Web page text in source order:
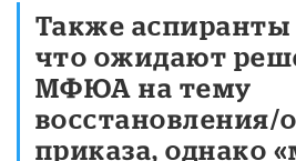
Также
что ожидают
МФЮА на тему
приказа, однако